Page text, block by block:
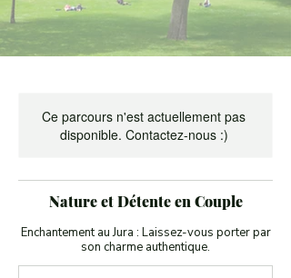
Ce parcours n'est actuellement pas
disponible. Contactez-nous :)
Nature et Détente en Couple
Enchantement au Jura : Laissez-vous porter par
son charme authentique.